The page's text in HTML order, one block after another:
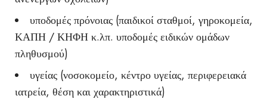
υποδομές πρόνοιας (παιδικοί σταθμοί, γηροκομεία,
ΚΑΠΗ / ΚΗΦΗ κ.λπ. υποδομές ειδικών ομάδων
πληθυσμού)
υγείας (νοσοκομείο, κέντρο υγείας, περιφερειακά
ιατρεία, θέση και χαρακτηριστικά)